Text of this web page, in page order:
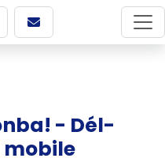
- Dél-